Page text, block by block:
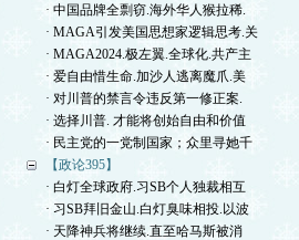
· 中国品牌全剽窃.海外华人猴拉稀.
· MAGA引发美国思想家逻辑思考.关
· MAGA2024.极左翼.全球化.共产主
· 爱自由惜生命.加沙人逃离魔爪.美
· 对川普的禁言令违反第一修正案.
· 选择川普. 才能将创始自由和价值
· 民主党的一党制国家；众里寻她千
【政论395】
· 白灯全球政府.习SB个人独裁相互
· 习SB拜旧金山.白灯臭味相投.以波
· 天降神兵将继续.直至哈马斯被消